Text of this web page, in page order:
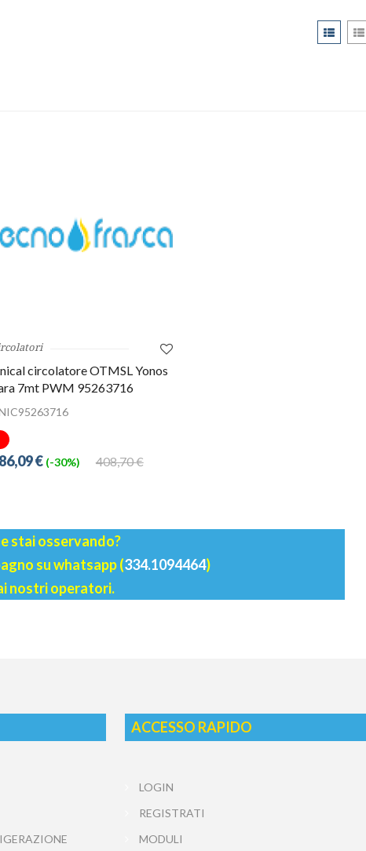
circolatore OTMSL Yonos
7mt PWM 95263716
408,70 €
€ (-30%)
stai osservando?
su whatsapp (334.1094464)
nostri operatori.
ACCESSO RAPIDO
LOGIN
REGISTRATI
MODULI